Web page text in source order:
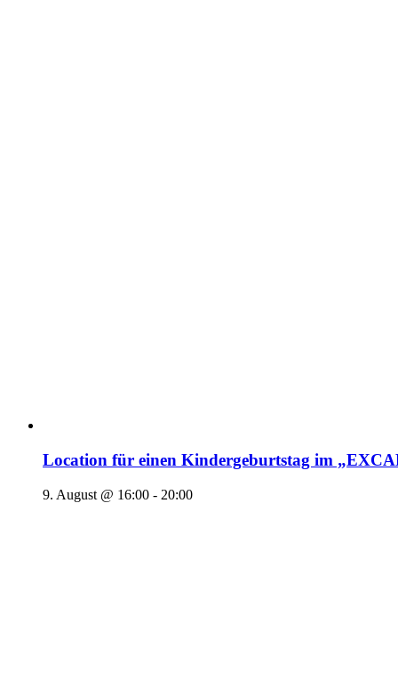
Location für einen Kindergeburtstag im
9. August @ 16:00 - 20:00